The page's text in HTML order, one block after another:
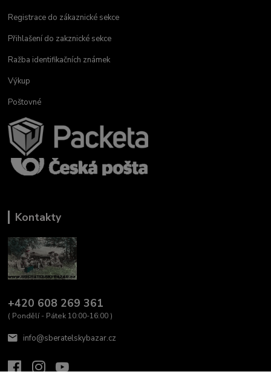
Registrace do zákaznické sekce
Přihlašení do zakznické sekce
Ražba identifikačních známek
Výkup
Poštovné
Kontakty
+420 608 269 361
( Pondělí - Pátek 10:00-16:00 )
info@sberatelskybazar.cz